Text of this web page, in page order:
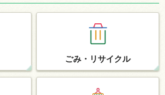
ごみ・ リサイクル